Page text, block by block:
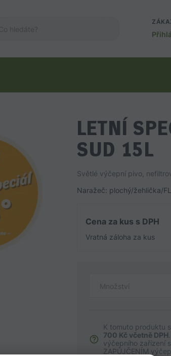
LETNÍ
SUD 15L
Světlé výčepní pivo,
Naražeč: plochý/žehlička/
Cena za kus s DPH
Vratná záloha za kus
Množství
K tomuto produktu
700 Kč včetně DPH
výčepního zařízení
ZAPŮJČENÍM